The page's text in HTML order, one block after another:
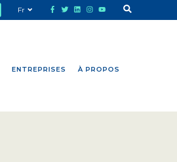
ENTREPRISES À PROPOS
Fr